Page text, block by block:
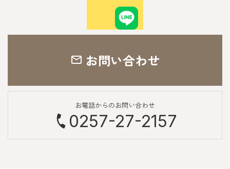
お問い合わせ
お電話からのお問い合わせ
0257-27-2157